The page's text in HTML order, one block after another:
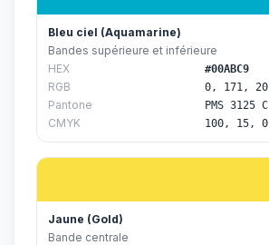
Bleu ciel (Aquamarine)
Bandes supérieure et inférieure
HEX
#00ABC9
RGB 0, 171,
Pantone PMS 3125 C
CMYK 100, 15,
Jaune (Gold)
Bande centrale